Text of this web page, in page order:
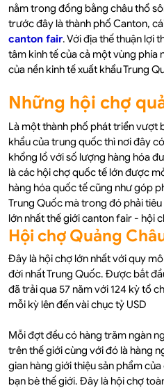
nằm trong đồng bằng châu thổ
trước đây là thành phố Canton,
canton fair. Với địa thế thuận lợi
tâm kinh tế của cả một vùng phía
của nền kinh tế xuất khẩu Trung
Những hội chợ
Là một thành phố phát triển vượt
khẩu của trung quốc thì nơi đây
khổng lồ với số lượng hàng hóa
là các hội chợ quốc tế lớn được
hàng hóa quốc tế cũng như góp
Trung Quốc mà trong đó phải
lớn nhất thế giới canton fair - hội
Hội chợ Quảng
Đây là hội chợ lớn nhất với quy
đời nhất Trung Quốc. Được bắt
đã trải qua 57 năm với 124 kỳ tổ
mỗi kỳ lên đến vài chục tỷ USD
Mỗi đợt đều có hàng trăm ngàn
trên thế giới cùng với đó là hàng
gian hàng giới thiệu sản phẩm
bạn bè thế giới. Đây là hội chợ